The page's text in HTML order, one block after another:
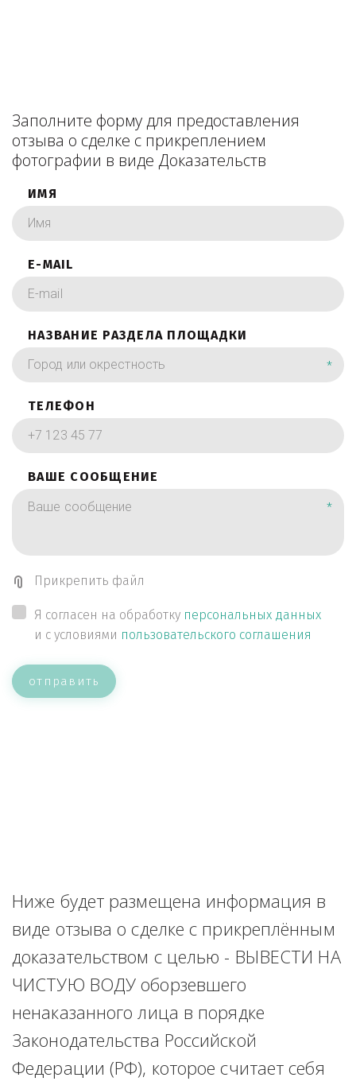
Заполните форму для предоставления
отзыва о сделке с прикреплением
фотографии в виде Доказательств
ИМЯ
E-MAIL
НАЗВАНИЕ РАЗДЕЛА ПЛОЩАДКИ
*
ТЕЛЕФОН
ВАШЕ СООБЩЕНИЕ
*
Прикрепить файл
Я согласен на обработку персональных данных
и с условиями пользовательского соглашения
отправить
Ниже будет размещена информация в
виде отзыва о сделке с прикреплённым
доказательством с целью - ВЫВЕСТИ НА
ЧИСТУЮ ВОДУ оборзевшего
ненаказанного лица в порядке
Законодательства Российской
Федерации (РФ), которое считает себя